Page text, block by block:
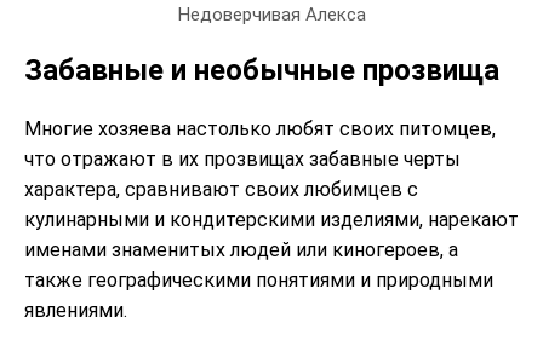
Недоверчивая Алекса
Забавные и необычные прозвища
Многие хозяева настолько любят своих питомцев,
что отражают в их прозвищах забавные черты
характера, сравнивают своих любимцев с
кулинарными и кондитерскими изделиями, нарекают
именами знаменитых людей или киногероев, а
также географическими понятиями и природными
явлениями.